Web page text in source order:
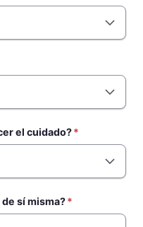
el cuidado?
sí misma?